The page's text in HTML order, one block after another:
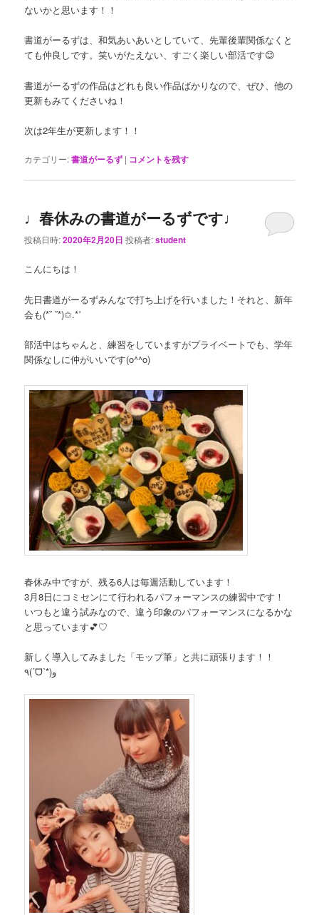
ないかと思います！！
書道がーるずは、和気あいあいとしていて、先輩後輩関係なくと
ても仲良しです。笑いがたえない、すごく楽しい部活です😊
書道がーるずの作品はどれも良い作品ばかりなので、ぜひ、他の
更新もみてくださいね！
次は2年生が更新します！！
カテゴリー:書道がーるず | コメントを残す
♩春休みの書道がーるずです♩
投稿日時:2020年2月20日 投稿者:student
こんにちは！
先日書道がーるずみんなで打ち上げを行いました！それと、新年
会も(*˘ ˘*)✩.*˚
部活中はちゃんと、練習をしていますがプライベートでも、学年
関係なしに仲がいいです(o^^o)
春休み中ですが、残る6人は毎週活動しています！
3月8日にコミセンにて行われるパフォーマンスの練習中です！
いつもと違う試みなので、違う印象のパフォーマンスになるかな
と思っています💕♡
新しく導入してみました「モップ筆」と共に頑張ります！！
٩(ˊᗜˋ*)و